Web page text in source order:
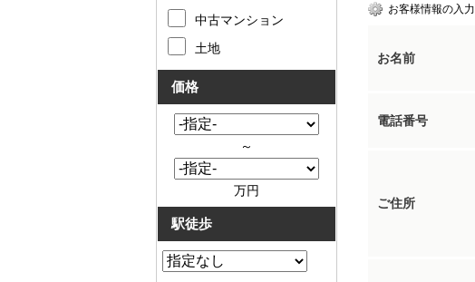
お客様情報の入力
お名前
電話番号
ご住所
中古マンション
土地
価格
～
万円
駅徒歩